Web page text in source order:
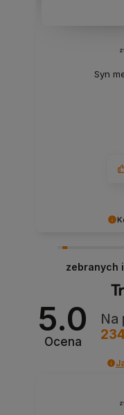
Doceniamy czas i
się z nami Twoimi
Syn
zebranych
5.0
Ocena
Na